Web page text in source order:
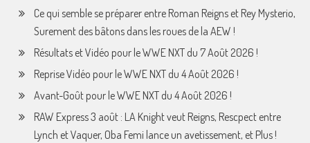
Ce qui semble se préparer entre Roman Reigns et Rey Mysterio,
Surement des bâtons dans les roues de la AEW !
Résultats et Vidéo pour le WWE NXT du 7 Août 2026 !
Reprise Vidéo pour le WWE NXT du 4 Août 2026 !
Avant-Goût pour le WWE NXT du 4 Août 2026 !
RAW Express 3 août : LA Knight veut Reigns, Rescpect entre
Lynch et Vaquer, Oba Femi lance un avetissement, et Plus !